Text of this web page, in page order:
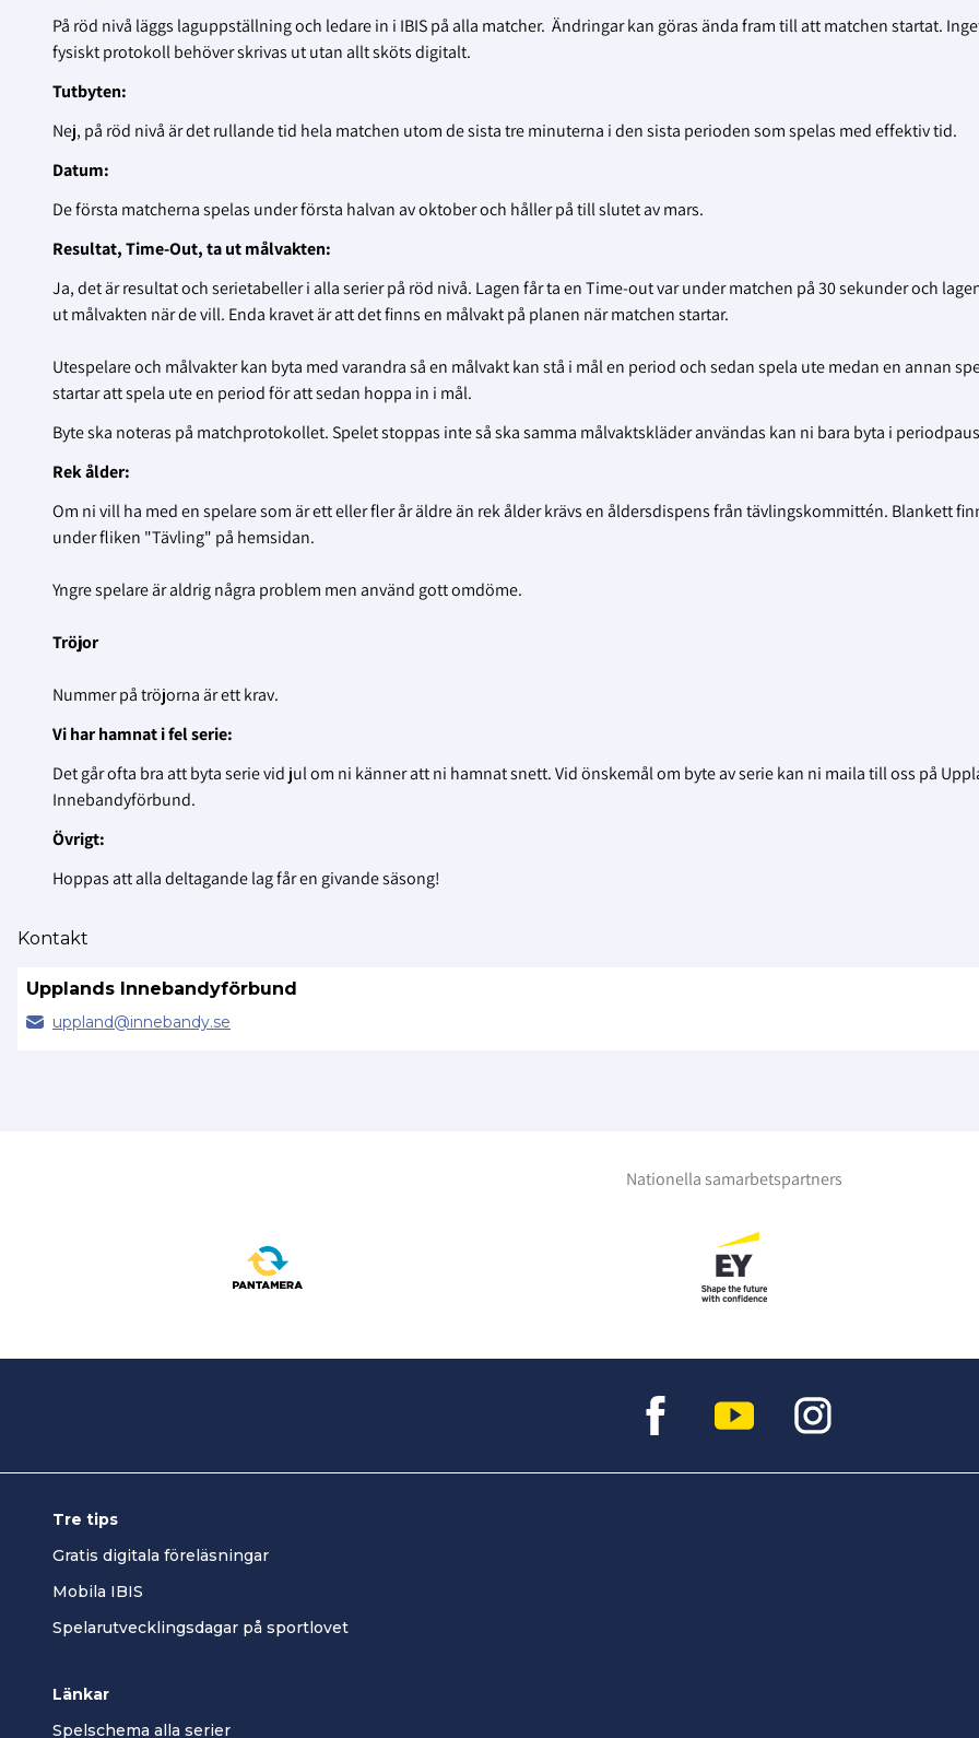
På röd nivå läggs laguppställning och ledare in i IBIS på alla matcher. Ändringar kan göras ända fram till att matchen startat.
fysiskt protokoll behöver skrivas ut utan allt sköts digitalt.
Tutbyten:
Nej, på röd nivå är det rullande tid hela matchen utom de sista tre minuterna i den sista perioden som spelas med effektiv tid.
Datum:
De första matcherna spelas under första halvan av oktober och håller på till slutet av mars.
Resultat, Time-Out, ta ut målvakten:
Ja, det är resultat och serietabeller i alla serier på röd nivå. Lagen får ta en Time-out var under matchen på 30 sekunder och
ut målvakten när de vill. Enda kravet är att det finns en målvakt på planen när matchen startar.
Utespelare och målvakter kan byta med varandra så en målvakt kan stå i mål en period och sedan spela ute medan en annan
startar att spela ute en period för att sedan hoppa in i mål.
Byte ska noteras på matchprotokollet. Spelet stoppas inte så ska samma målvaktskläder användas kan ni bara byta i
Rek ålder:
Om ni vill ha med en spelare som är ett eller fler år äldre än rek ålder krävs en åldersdispens från tävlingskommittén. Blankett
under fliken "Tävling" på hemsidan.
Yngre spelare är aldrig några problem men använd gott omdöme.
Tröjor
Nummer på tröjorna är ett krav.
Vi har hamnat i fel serie:
Det går ofta bra att byta serie vid jul om ni känner att ni hamnat snett. Vid önskemål om byte av serie kan ni maila till oss på
Innebandyförbund.
Övrigt:
Hoppas att alla deltagande lag får en givande säsong!
Kontakt
Upplands Innebandyförbund
uppland@innebandy.se
Nationella samarbetspartners
Tre tips
Gratis digitala föreläsningar
Mobila IBIS
Spelarutvecklingsdagar på sportlovet
Länkar
Spelschema alla serier